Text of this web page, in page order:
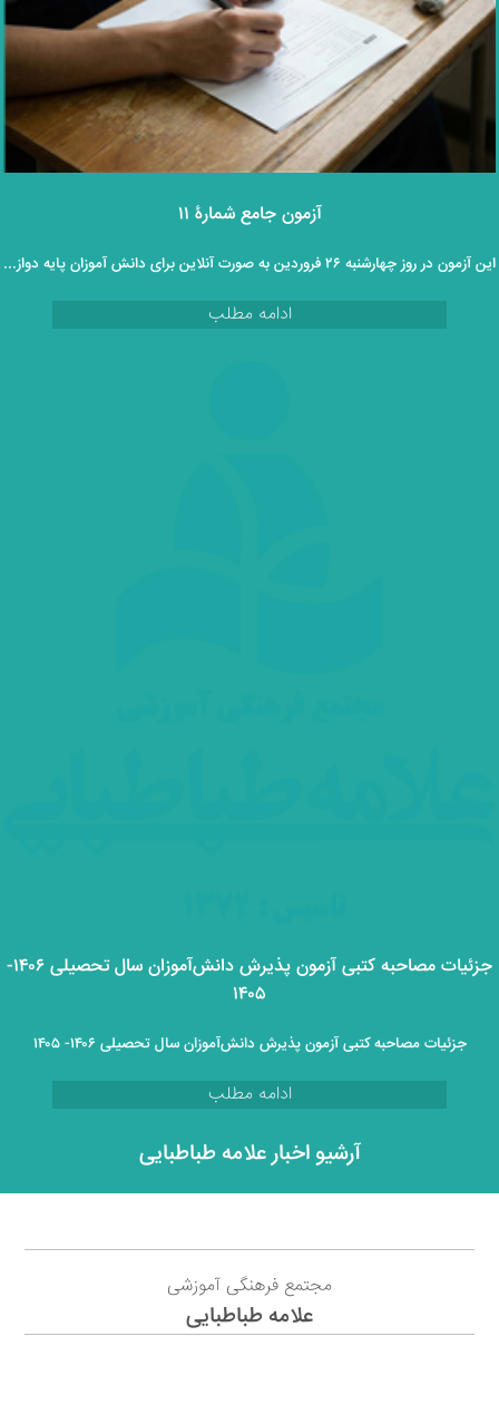
آزمون جامع شمارۀ ۱۱
این آزمون در روز چهارشنبه ۲۶ فروردین به صورت آنلاین برای دانش آموزان پایه دوازدهم برگزار خواهد گردید.
ادامه مطلب
جزئیات مصاحبه کتبی آزمون پذیرش دانش‌آموزان سال تحصیلی ۱۴۰۶-
۱۴۰۵
جزئیات مصاحبه کتبی آزمون پذیرش دانش‌آموزان سال تحصیلی ۱۴۰۶- ۱۴۰۵
ادامه مطلب
آرشیو اخبار علامه طباطبایی
مجتمع فرهنگی آموزشی
علامه طباطبایی